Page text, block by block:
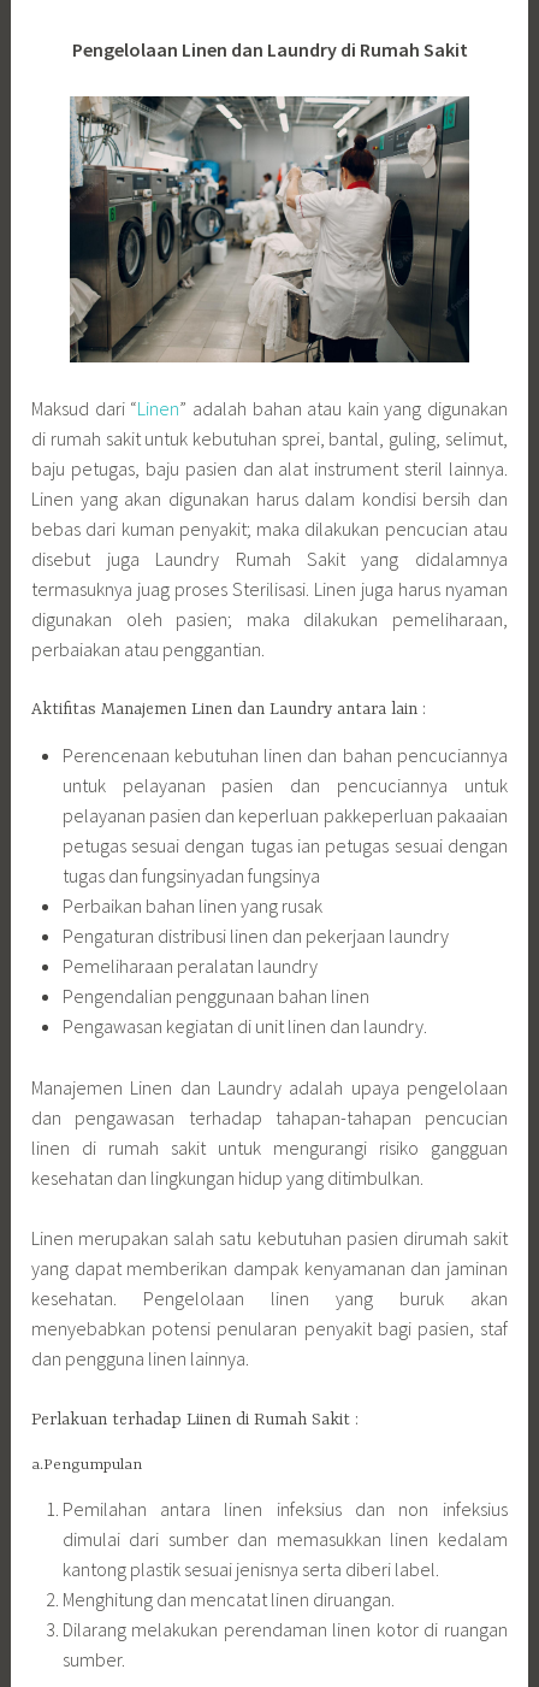
Pengelolaan Linen dan Laundry di Rumah Sakit
Maksud dari “Linen” adalah bahan atau kain yang digunakan
di rumah sakit untuk kebutuhan sprei, bantal, guling, selimut,
baju petugas, baju pasien dan alat instrument steril lainnya.
Linen yang akan digunakan harus dalam kondisi bersih dan
bebas dari kuman penyakit; maka dilakukan pencucian atau
disebut juga Laundry Rumah Sakit yang didalamnya
termasuknya juag proses Sterilisasi. Linen juga harus nyaman
digunakan oleh pasien; maka dilakukan pemeliharaan,
perbaiakan atau penggantian.
Aktifitas Manajemen Linen dan Laundry antara lain :
Perencenaan kebutuhan linen dan bahan pencuciannya
untuk pelayanan pasien dan pencuciannya untuk
pelayanan pasien dan keperluan pakkeperluan pakaaian
petugas sesuai dengan tugas ian petugas sesuai dengan
tugas dan fungsinyadan fungsinya
Perbaikan bahan linen yang rusak
Pengaturan distribusi linen dan pekerjaan laundry
Pemeliharaan peralatan laundry
Pengendalian penggunaan bahan linen
Pengawasan kegiatan di unit linen dan laundry.
Manajemen Linen dan Laundry adalah upaya pengelolaan
dan pengawasan terhadap tahapan-tahapan pencucian
linen di rumah sakit untuk mengurangi risiko gangguan
kesehatan dan lingkungan hidup yang ditimbulkan.
Linen merupakan salah satu kebutuhan pasien dirumah sakit
yang dapat memberikan dampak kenyamanan dan jaminan
kesehatan. Pengelolaan linen yang buruk akan
menyebabkan potensi penularan penyakit bagi pasien, staf
dan pengguna linen lainnya.
Perlakuan terhadap Liinen di Rumah Sakit :
a.Pengumpulan
Pemilahan antara linen infeksius dan non infeksius
dimulai dari sumber dan memasukkan linen kedalam
kantong plastik sesuai jenisnya serta diberi label.
Menghitung dan mencatat linen diruangan.
Dilarang melakukan perendaman linen kotor di ruangan
sumber.